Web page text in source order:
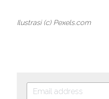
Ilustrasi (c) Pexels.com